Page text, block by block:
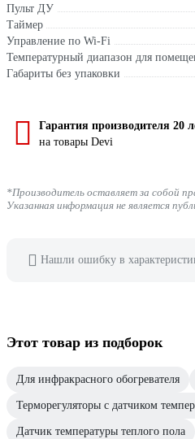
Пульт ДУ
Таймер
Управление по Wi-Fi
Температурный диапазон для
Габариты без упаковки
Гарантия производителя 20
на товары Devi
*Производитель оставляет за собой
Указанная информация не является
Нашли ошибку в
Этот товар из подборок
Для инфракрасного обогревателя
Терморегуляторы с датчиком
Датчик температуры теплого пола